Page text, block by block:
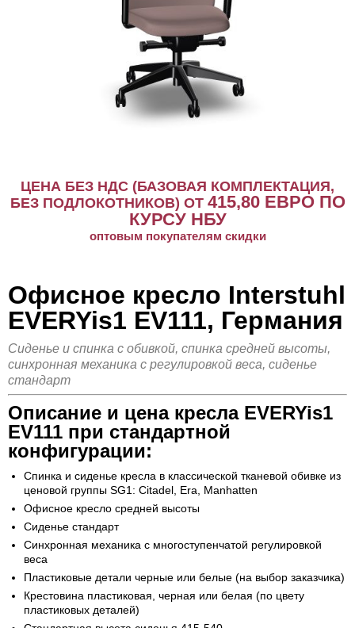
ЦЕНА БЕЗ НДС (БАЗОВАЯ КОМПЛЕКТАЦИЯ,
БЕЗ ПОДЛОКОТНИКОВ) ОТ 415,80ЕВРО ПО
КУРСУ НБУ
оптовым покупателям скидки
Офисное кресло Interstuhl
EVERYis1 EV111, Германия
Сиденье и спинка с обивкой, спинка средней высоты,
синхронная механика с регулировкой веса, сиденье
стандарт
Описание и цена кресла EVERYis1
EV111 при стандартной
конфигурации:
Спинка и сиденье кресла в классической тканевой обивке из
ценовой группы SG1: Citadel, Era, Manhatten
Офисное кресло средней высоты
Сиденье стандарт
Синхронная механика с многоступенчатой регулировкой
веса
Пластиковые детали черные или белые (на выбор заказчика)
Крестовина пластиковая, черная или белая (по цвету
пластиковых деталей)